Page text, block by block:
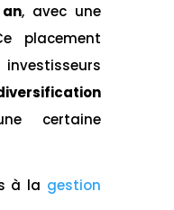
, avec une
placement
certaine
à la gestion